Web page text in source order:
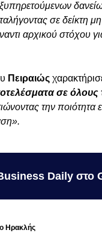
σε δείκτη
αρχικού στόχου
Πειραιώς
σε όλους
την ποιότητα
Daily στο
Ηρακλής